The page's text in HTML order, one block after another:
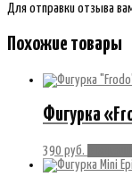
Для отправки отзыва
Похожие товары
Фигурка
390 руб.